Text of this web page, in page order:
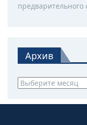
Архив
Архив